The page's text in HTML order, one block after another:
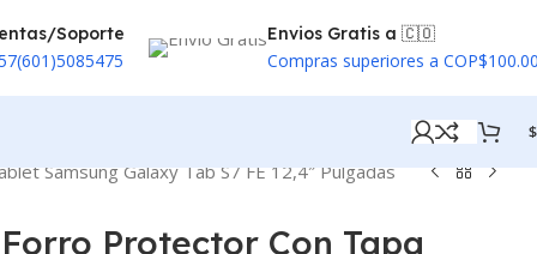
Soporte Envios Gratis a 🇨🇴
Compras superiores a
$
Samsung Galaxy Tab S7 FE 12,4″ Pulgadas
Protector Con Tapa